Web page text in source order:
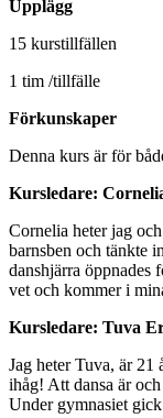
Upplägg
15 kurstillfällen
1 tim /tillfälle
Förkunskaper
Denna kurs är för
Kursledare:
Cornelia heter jag
barnsben och tänkte
danshjärra öppnades
vet och kommer i
Kursledare: Tuva
Jag heter Tuva, är 21
ihåg! Att dansa är
Under gymnasiet